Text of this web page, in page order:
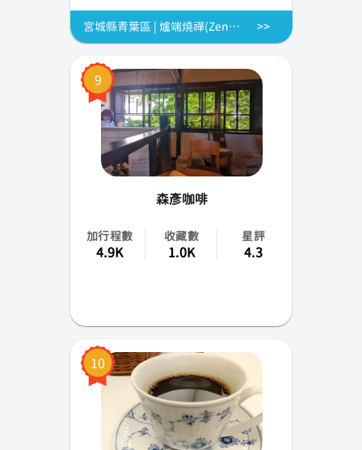
宮城縣青葉區 | 爐端燒禪(Zen(禅)|僅座位預定
9
森彥咖啡
加行程數
4.9K
收藏數
1.0K
星評
4.3
10